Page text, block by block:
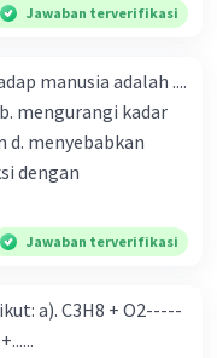
Jawaban terverifikasi
manusia adalah ....
Jawaban terverifikasi
a). C3H8 + O2-----